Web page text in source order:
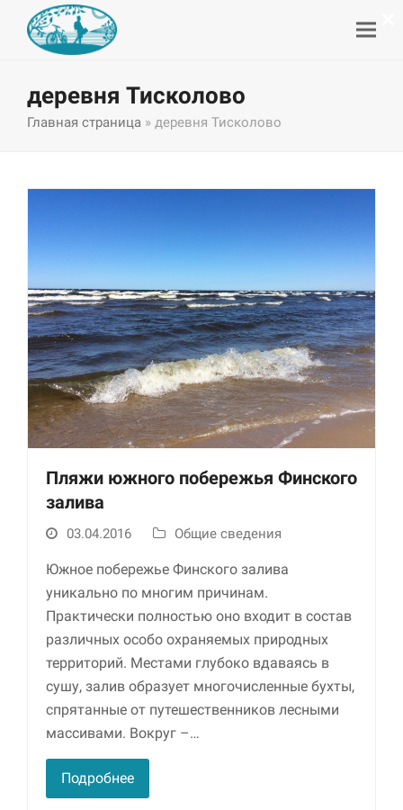
деревня Тисколово
Главная страница » деревня Тисколово
Пляжи южного побережья Финского
залива
03.04.2016 Общие сведения
Южное побережье Финского залива
уникально по многим причинам.
Практически полностью оно входит в состав
различных особо охраняемых природных
территорий. Местами глубоко вдаваясь в
сушу, залив образует многочисленные бухты,
спрятанные от путешественников лесными
массивами. Вокруг –…
Подробнее
Необходимые
Использование
этих файлов cookie
обязательно. Они
необходимы для
функционирования
веб-сайта.